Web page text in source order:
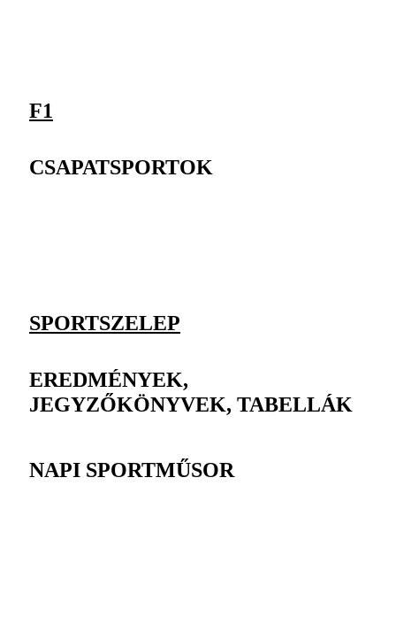
F1
CSAPATSPORTOK
SPORTSZELEP
EREDMÉNYEK,
JEGYZŐKÖNYVEK, TABELLÁK
NAPI SPORTMŰSOR